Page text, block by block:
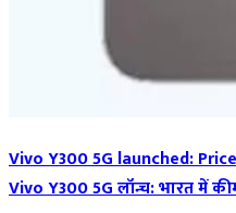
Vivo Y300 5G launched:
Vivo Y300 5G लॉन्च: भारत में